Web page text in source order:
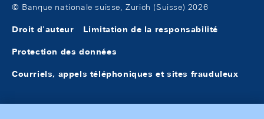
© Banque nationale suisse, Zurich (Suisse) 2026
Droit d'auteur Limitation de la responsabilité
Protection des données
Courriels, appels téléphoniques et sites frauduleux